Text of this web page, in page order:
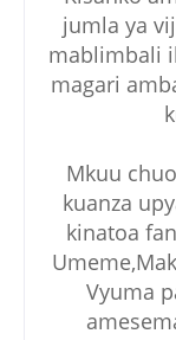
jumla ya
mablimbali
magari
Mkuu
kuanza
kinatoa
Vyuma